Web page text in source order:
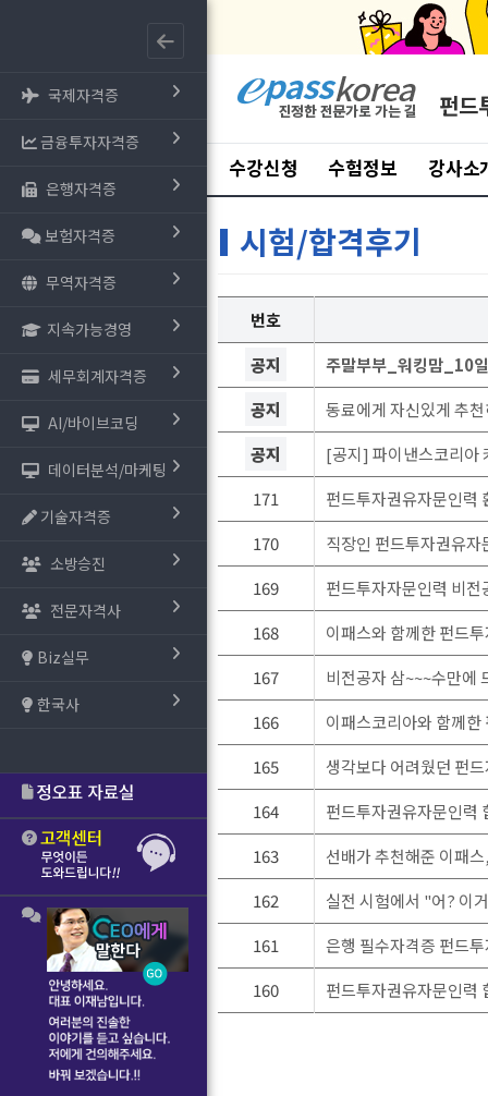
국제자격증
금융투자자격증
은행자격증
보험자격증
무역자격증
지속가능경영
세무회계자격증
AI/바이브코딩
데이터분석/마케팅
기술자격증
소방승진
전문자격사
Biz실무
한국사
펀드
수강신청 수험정보 강사소
시험/합격후기
번호
공지
주말부부_워킹맘_10
공지
동료에게 자신있게 추
공지
[공지] 파이낸스코리아
171
펀드투자권유자문인력
170
직장인 펀드투자권유
169
펀드투자자문인력 비
168
이패스와 함께한 펀드
167
비전공자 삼~~~수만에
166
이패스코리아와 함께
165
생각보다 어려웠던 펀
164
펀드투자권유자문인력
163
선배가 추천해준 이패
162
실전 시험에서 "어? 이
161
은행 필수자격증 펀드
160
펀드투자권유자문인력